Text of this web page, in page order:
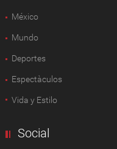
México
Mundo
Deportes
Espectàculos
Vida y Estilo
Social